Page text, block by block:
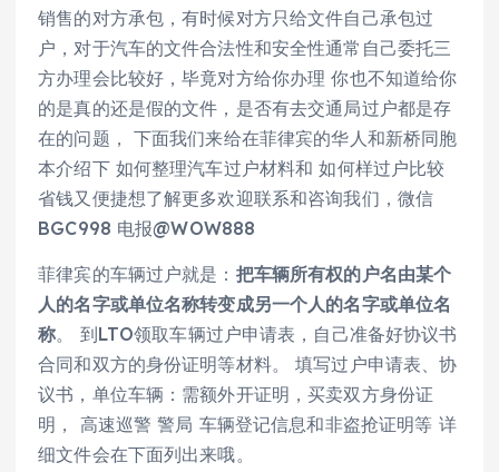
销售的对方承包，有时候对方只给文件自己承包过
户，对于汽车的文件合法性和安全性通常自己委托三
方办理会比较好，毕竟对方给你办理 你也不知道给你
的是真的还是假的文件，是否有去交通局过户都是存
在的问题， 下面我们来给在菲律宾的华人和新桥同胞
本介绍下 如何整理汽车过户材料和 如何样过户比较
省钱又便捷想了解更多欢迎联系和咨询我们，微信
BGC998 电报@WOW888
菲律宾的车辆过户就是： 把车辆所有权的户名由某个
人的名字或单位名称转变成另一个人的名字或单位名
称。 到LTO领取车辆过户申请表，自己准备好协议书
合同和双方的身份证明等材料。 填写过户申请表、协
议书，单位车辆：需额外开证明，买卖双方身份证
明， 高速巡警 警局 车辆登记信息和非盗抢证明等 详
细文件会在下面列出来哦。